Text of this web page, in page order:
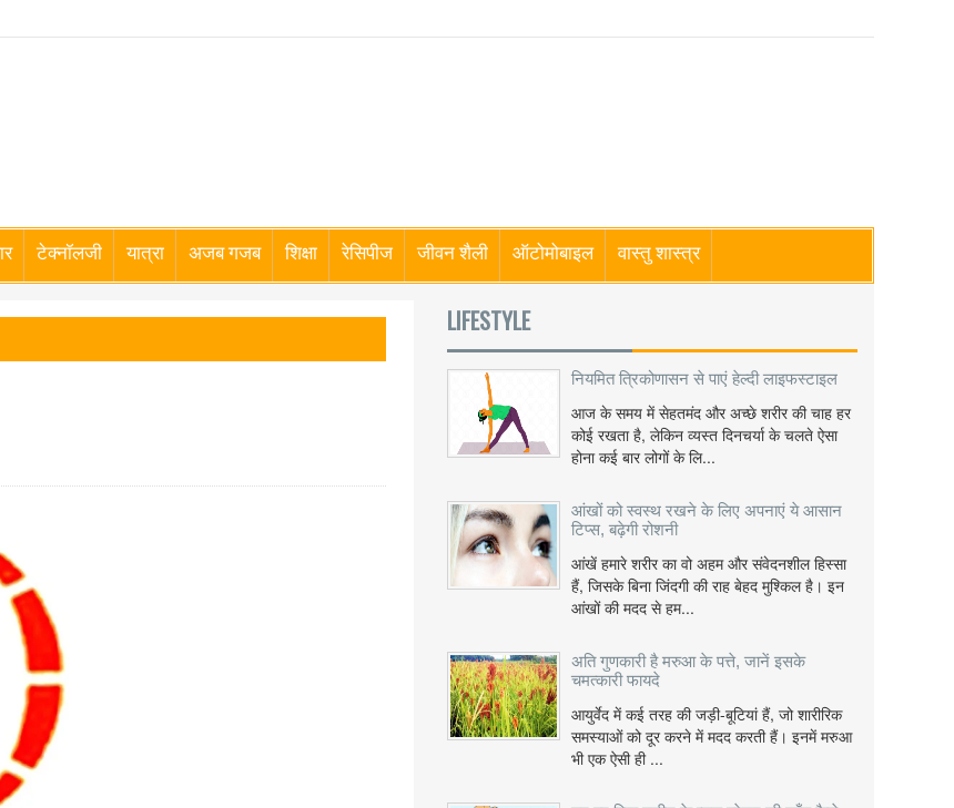
टेक्नॉलजी यात्रा अजब गजब शिक्षा रेसिपीज जीवन शैली ऑटोमोबाइल वास्तु शास्त्र
LIFESTYLE
नियमित त्रिकोणासन से पाएं हेल्दी लाइफस्टाइल
आज के समय में सेहतमंद और अच्छे शरीर की चाह हर
कोई रखता है, लेकिन व्यस्त दिनचर्या के चलते ऐसा
होना कई बार लोगों के लि...
आंखों को स्वस्थ रखने के लिए अपनाएं ये आसान
टिप्स, बढ़ेगी रोशनी
आंखें हमारे शरीर का वो अहम और संवेदनशील हिस्सा
हैं, जिसके बिना जिंदगी की राह बेहद मुश्किल है। इन
आंखों की मदद से हम...
अति गुणकारी है मरुआ के पत्ते, जानें इसके
चमत्कारी फायदे
आयुर्वेद में कई तरह की जड़ी-बूटियां हैं, जो शारीरिक
समस्याओं को दूर करने में मदद करती हैं। इनमें मरुआ
भी एक ऐसी ही ...